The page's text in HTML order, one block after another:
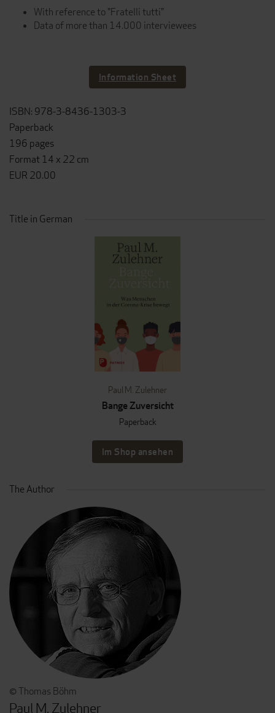
With reference to "Fratelli tutti"
Data of more than 14.000 interviewees
Information Sheet
ISBN: 978-3-8436-1303-3
Paperback
196 pages
Format 14 x 22 cm
EUR 20.00
Title in German
Paul M. Zulehner
Bange Zuversicht
Paperback
Im Shop ansehen
The Author
© Thomas Böhm
Paul M. Zulehner